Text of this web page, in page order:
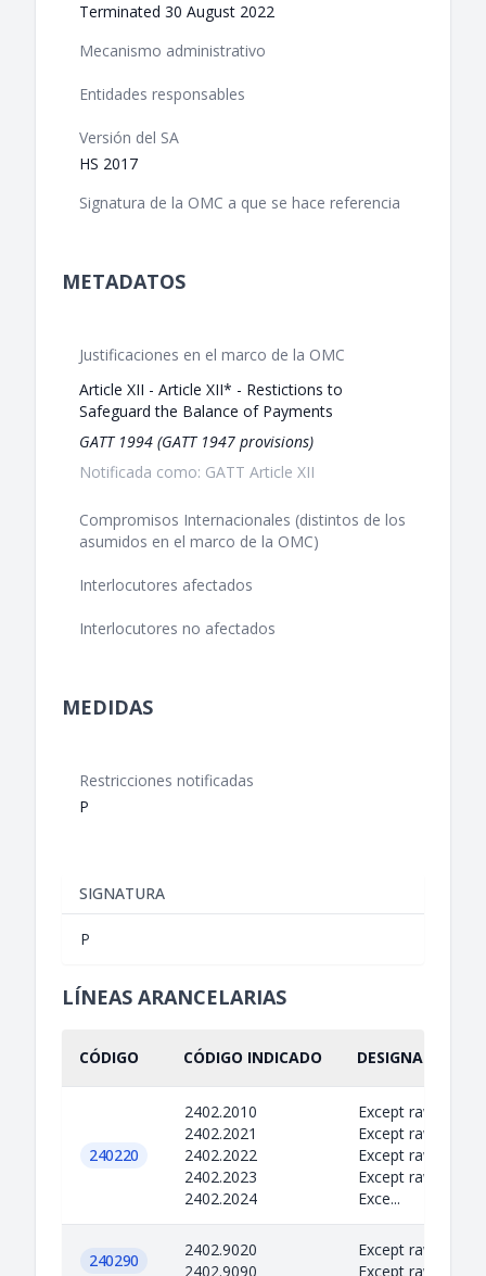
Terminated 30 August 2022
Mecanismo administrativo
Entidades responsables
Versión del SA
HS 2017
Signatura de la OMC a que se hace referencia
METADATOS
Justificaciones en el marco de la OMC
Article XII - Article XII* - Restictions to
Safeguard the Balance of Payments
GATT 1994 (GATT 1947 provisions)
Notificada como: GATT Article XII
Compromisos Internacionales (distintos de los
asumidos en el marco de la OMC)
Interlocutores afectados
Interlocutores no afectados
MEDIDAS
Restricciones notificadas
P
SIGNATURA
P
LÍNEAS ARANCELARIAS
CÓDIGO CÓDIGO INDICADO DESIGNACIÓN
240220
2402.2010
2402.2021
2402.2022
2402.2023
2402.2024
Except raw
Except raw
Except raw
Except raw
Exce...
240290
2402.9020
2402.9090
Except raw
Except raw